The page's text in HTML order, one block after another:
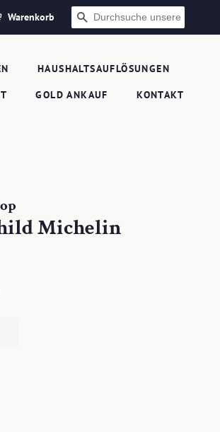
Warenkorb SUCHEN
HAUSHALTSAUFLÖSUNGEN
GOLD ANKAUF KONTAKT
Michelin